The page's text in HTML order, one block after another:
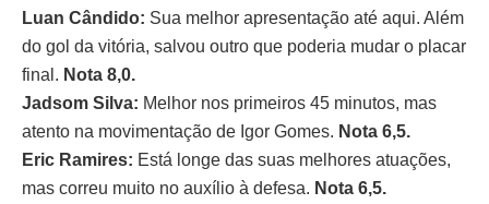
Luan Cândido: Sua melhor apresentação até aqui. Além
do gol da vitória, salvou outro que poderia mudar o placar
final. Nota 8,0.
Jadsom Silva: Melhor nos primeiros 45 minutos, mas
atento na movimentação de Igor Gomes. Nota 6,5.
Eric Ramires: Está longe das suas melhores atuações,
mas correu muito no auxílio à defesa. Nota 6,5.